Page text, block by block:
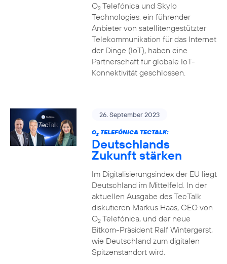
O2Telefónica und Skylo
Technologies, ein führender
Anbieter von satellitengestützter
Telekommunikation für das Internet
der Dinge (IoT), haben eine
Partnerschaft für globale IoT-
Konnektivität geschlossen.
26. September 2023
O2TELEFÓNICA TECTALK:
Deutschlands
Zukunft stärken
Im Digitalisierungsindex der EU liegt
Deutschland im Mittelfeld. In der
aktuellen Ausgabe des TecTalk
diskutieren Markus Haas, CEO von
O2Telefónica, und der neue
Bitkom-Präsident Ralf Wintergerst,
wie Deutschland zum digitalen
Spitzenstandort wird.